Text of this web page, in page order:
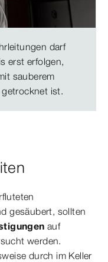
darf
erst erfolgen,
sauberem
ist.
gesäubert, sollten
auf
werden.
durch im Keller